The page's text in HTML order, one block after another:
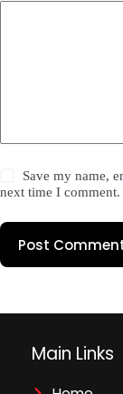
Save my name,
next time I comment.
Post
Main Links